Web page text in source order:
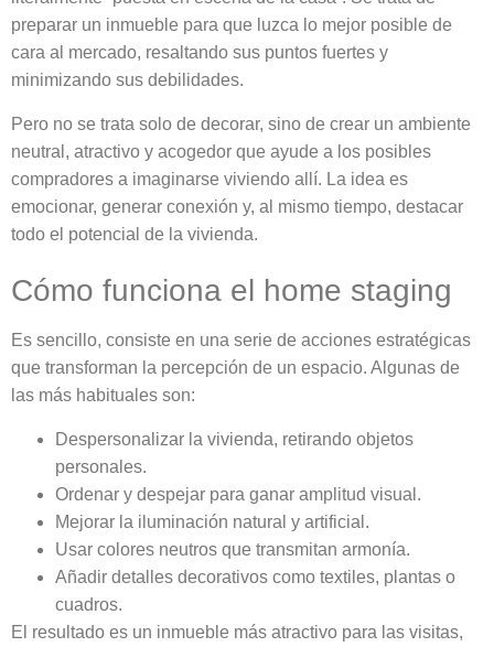
preparar un inmueble para que luzca lo mejor posible de
cara al mercado, resaltando sus puntos fuertes y
minimizando sus debilidades.
Pero no se trata solo de decorar, sino de crear un ambiente
neutral, atractivo y acogedor que ayude a los posibles
compradores a imaginarse viviendo allí. La idea es
emocionar, generar conexión y, al mismo tiempo, destacar
todo el potencial de la vivienda.
Cómo funciona el home staging
Es sencillo, consiste en una serie de acciones estratégicas
que transforman la percepción de un espacio. Algunas de
las más habituales son:
Despersonalizar la vivienda, retirando objetos
personales.
Ordenar y despejar para ganar amplitud visual.
Mejorar la iluminación natural y artificial.
Usar colores neutros que transmitan armonía.
Añadir detalles decorativos como textiles, plantas o
cuadros.
El resultado es un inmueble más atractivo para las visitas,